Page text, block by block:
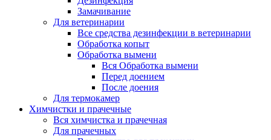
Замачивание
Для ветеринарии
Все средства дезинфекции в ветеринарии
Обработка копыт
Обработка вымени
Вся Обработка вымени
Перед доением
После доения
Для термокамер
Химчистки и прачечные
Вся химчистка и прачечная
Для прачечных